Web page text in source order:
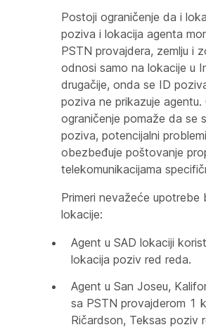
Postoji ograničenje da i
poziva i lokacija agenta
PSTN provajdera, zemlju i
odnosi samo na lokacije u
drugačije, onda se ID
poziva ne prikazuje agentu.
ograničenje pomaže da se
poziva, potencijalni
obezbeđuje poštovanje
telekomunikacijama
Primeri nevažeće upotrebe
lokacije:
Agent u SAD lokaciji
lokacija poziv red reda.
Agent u San Joseu,
sa PSTN provajderom 1
Ričardson, Teksas poziv